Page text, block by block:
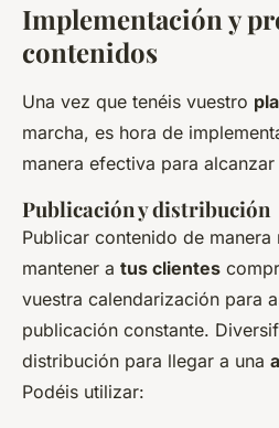
Implementación y
contenidos
Una vez que tenéis vuestro
marcha, es hora de
manera efectiva para alcanzar
Publicación y distribución
Publicar contenido de
mantener a tus clientes
vuestra calendarización para
publicación constante.
distribución para llegar a una
Podéis utilizar: